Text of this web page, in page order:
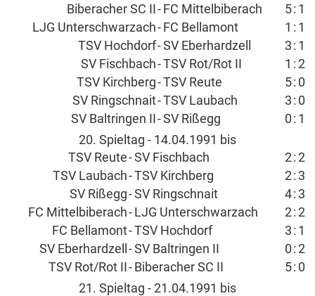
Biberacher SC II - FC Mittelbiberach 5: 1
LJG Unterschwarzach- FC Bellamont 1 : 1
TSV Hochdorf-SV Eberhardzell 3 : 1
SV Fischbach-TSV Rot/Rot II 1 : 2
TSV Kirchberg-TSV Reute 5: 0
SV Ringschnait-TSV Laubach 3 : 0
SV Baltringen II -SV Rißegg 0 : 1
20. Spieltag - 14.04.1991 bis
TSV Reute-SV Fischbach 2: 2
TSV Laubach-TSV Kirchberg 2: 3
SV Rißegg-SV Ringschnait 4: 3
FC Mittelbiberach- LJG Unterschwarzach 2: 2
FC Bellamont-TSV Hochdorf 3 : 1
SV Eberhardzell -SV Baltringen II 0 : 2
TSV Rot/Rot II - Biberacher SC II 5: 0
21. Spieltag - 21.04.1991 bis